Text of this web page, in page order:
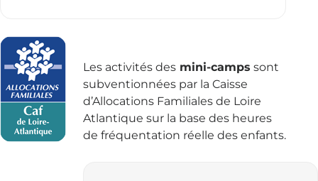
Les activités des mini-camps sont
subventionnées par la Caisse
d’Allocations Familiales de Loire
Atlantique sur la base des heures
de fréquentation réelle des enfants.